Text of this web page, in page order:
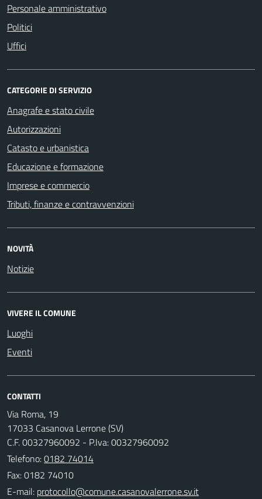
Personale amministrativo
Politici
Uffici
CATEGORIE DI SERVIZIO
Anagrafe e stato civile
Autorizzazioni
Catasto e urbanistica
Educazione e formazione
Imprese e commercio
Tributi, finanze e contravvenzioni
NOVITÀ
Notizie
VIVERE IL COMUNE
Luoghi
Eventi
CONTATTI
Via Roma, 19
17033 Casanova Lerrone (SV)
C.F. 00327960092 - P.Iva: 00327960092
Telefono:0182 74014
Fax: 0182 74010
E-mail: